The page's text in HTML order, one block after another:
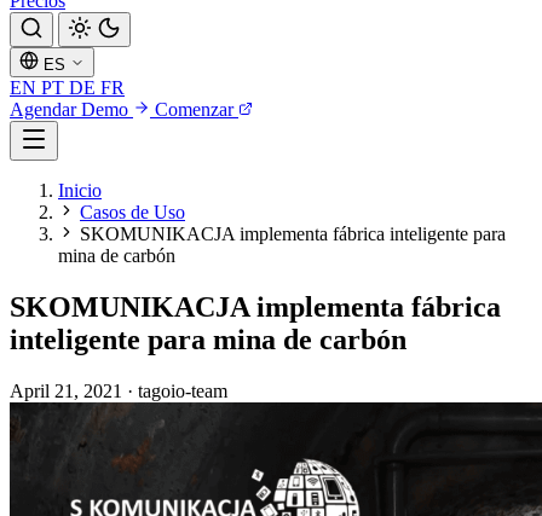
ES
EN PT DE FR
Agendar Demo
Comenzar
Inicio
Casos de Uso
SKOMUNIKACJA implementa fábrica inteligente para
mina de carbón
SKOMUNIKACJA implementa fábrica
inteligente para mina de carbón
April 21, 2021 · tagoio-team